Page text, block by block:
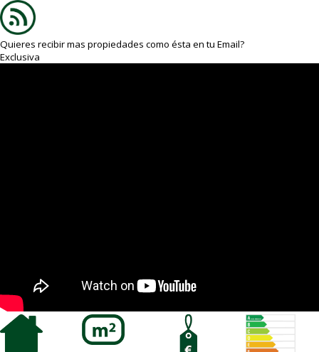
Quieres recibir mas propiedades como ésta en tu Email?
Exclusiva